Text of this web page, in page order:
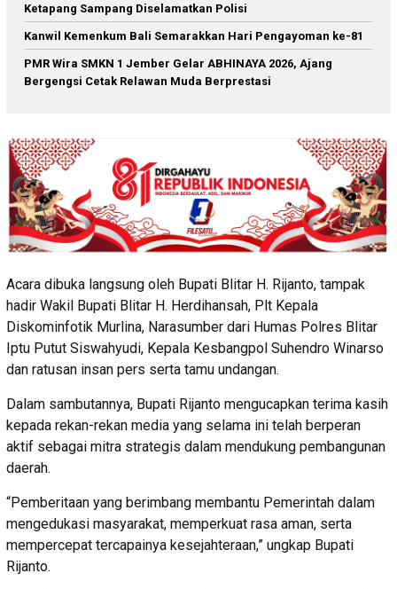
Ketapang Sampang Diselamatkan Polisi
Kanwil Kemenkum Bali Semarakkan Hari Pengayoman ke-81
PMR Wira SMKN 1 Jember Gelar ABHINAYA 2026, Ajang
Bergengsi Cetak Relawan Muda Berprestasi
Acara dibuka langsung oleh Bupati Blitar H. Rijanto, tampak
hadir Wakil Bupati Blitar H. Herdihansah, Plt Kepala
Diskominfotik Murlina, Narasumber dari Humas Polres Blitar
Iptu Putut Siswahyudi, Kepala Kesbangpol Suhendro Winarso
dan ratusan insan pers serta tamu undangan.
Dalam sambutannya, Bupati Rijanto mengucapkan terima kasih
kepada rekan-rekan media yang selama ini telah berperan
aktif sebagai mitra strategis dalam mendukung pembangunan
daerah.
“Pemberitaan yang berimbang membantu Pemerintah dalam
mengedukasi masyarakat, memperkuat rasa aman, serta
mempercepat tercapainya kesejahteraan,” ungkap Bupati
Rijanto.